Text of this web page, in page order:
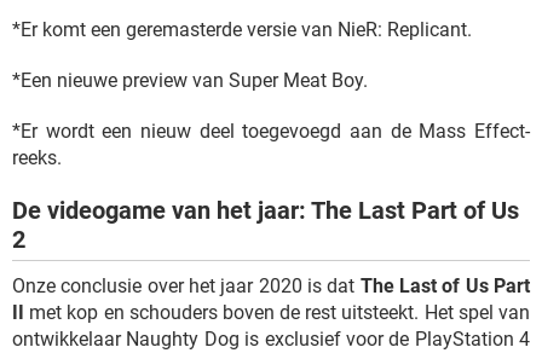
*Er komt een geremasterde versie van NieR: Replicant.
*Een nieuwe preview van Super Meat Boy.
*Er wordt een nieuw deel toegevoegd aan de Mass Effect-
reeks.
De videogame van het jaar: The Last Part of Us
2
Onze conclusie over het jaar 2020 is dat The Last of Us Part
II met kop en schouders boven de rest uitsteekt. Het spel van
ontwikkelaar Naughty Dog is exclusief voor de PlayStation 4